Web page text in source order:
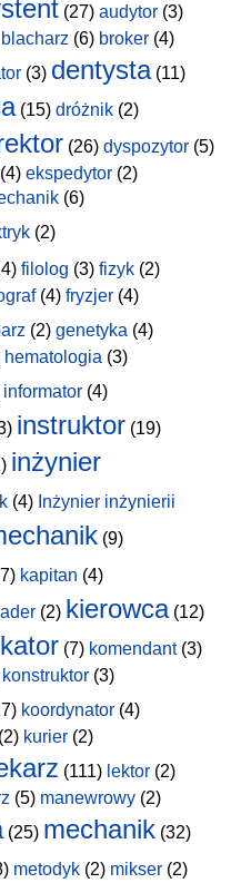
(27) audytor (3)
blacharz (6) broker (4)
(3) dentysta(11)
(15) dróżnik (2)
(26) dyspozytor (5)
ekspedytor (2)
(6)
(2)
filolog (3) fizyk (2)
(4) fryzjer (4)
(2) genetyka (4)
hematologia (3)
informator (4)
instruktor (19)
inżynier
(4) Inżynier inżynierii
(9)
kapitan (4)
(2) kierowca(12)
(7) komendant(3)
konstruktor (3)
koordynator (4)
(2) kurier (2)
(111) lektor (2)
(5) manewrowy (2)
(25) mechanik (32)
metodyk (2) mikser (2)